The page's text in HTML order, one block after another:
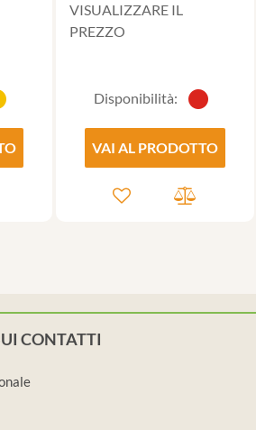
VISUALIZZARE IL
PREZZO
Disponibilità:
VAI AL PRODOTTO
CONTATTI